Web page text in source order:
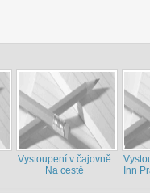
Vystoupení v čajovně
Na cestě
Inn